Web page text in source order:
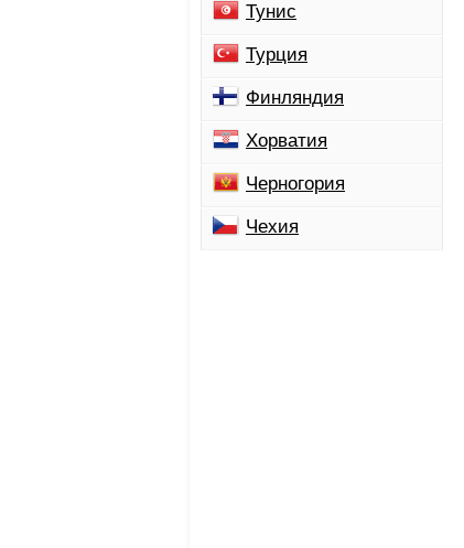
Тунис
Турция
Финляндия
Хорватия
Черногория
Чехия